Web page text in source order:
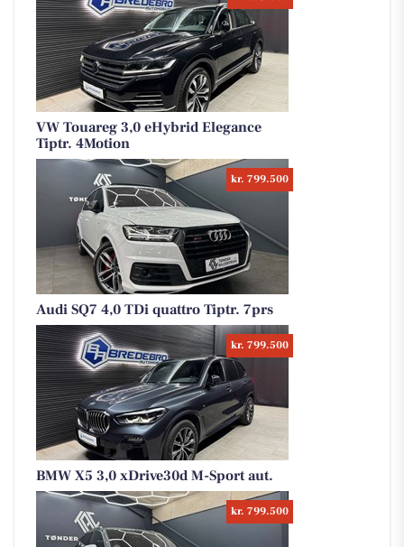
VW Touareg 3,0 eHybrid Elegance
Tiptr. 4Motion
kr. 799.500
Audi SQ7 4,0 TDi quattro Tiptr. 7prs
kr. 799.500
BMW X5 3,0 xDrive30d M-Sport aut.
kr. 799.500